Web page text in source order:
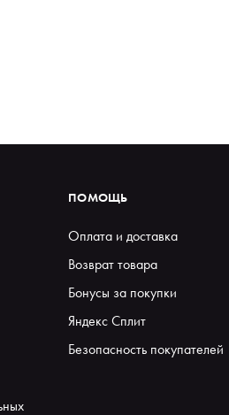
ПОМОЩЬ
Оплата и доставка
Возврат товара
Бонусы за покупки
Яндекс Сплит
Безопасность покупателей